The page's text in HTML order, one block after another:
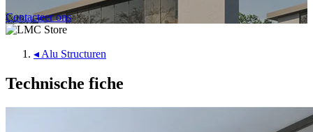
Contacteer ons
◂ Alu Structuren
Technische fiche